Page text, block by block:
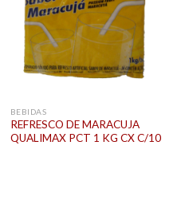
BEBIDAS
REFRESCO DE MARACUJA
QUALIMAX PCT 1 KG CX C/10